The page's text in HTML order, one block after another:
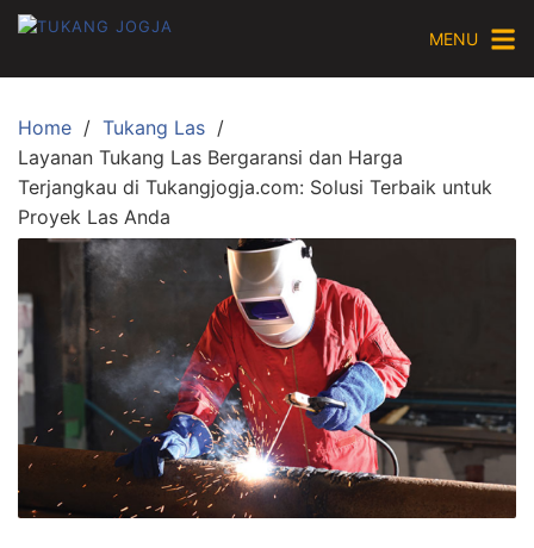
Skip
content
MENU
Home
Tukang Las
Layanan Tukang Las Bergaransi dan Harga
Terjangkau di Tukangjogja.com: Solusi Terbaik untuk
Proyek Las Anda